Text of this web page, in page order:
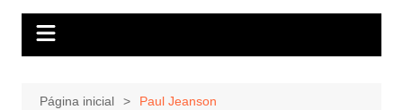
Página inicial Paul Jeanson